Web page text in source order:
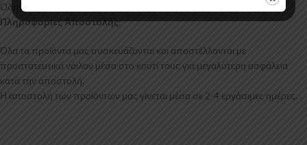
Οδηγίες Τοποθέτησης
Πληροφορίες Αποστολής:
Όλα τα προϊόντα μας συσκευάζονται και αποστέλλονται με
προστατευτικό νάιλον μέσα στο κουτί τους για μεγαλύτερη ασφάλεια
κατά την αποστολή.
Η αποστολή των προϊόντων μας γίνεται μέσα σε 2-4 εργάσιμες ημέρες.